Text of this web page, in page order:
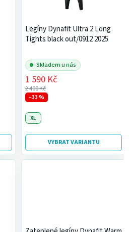
Legíny Dynafit Ultra 2 Long
Tights black out/0912 2025
Skladem u nás
2 400 Kč
1 590 Kč
–33 %
VYBRAT VARIANTU
XL